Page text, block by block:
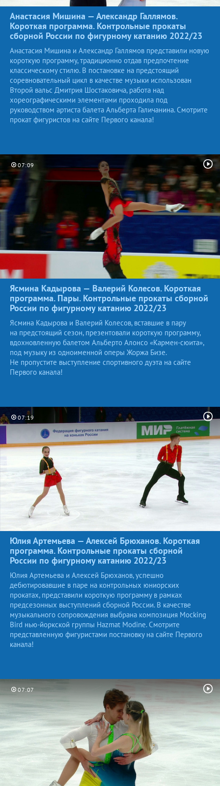
Анастасия Мишина — Александр Галлямов.
Короткая программа. Контрольные прокаты
сборной России по фигурному катанию 2022/23
Анастасия Мишина и Александр Галлямов представили новую
короткую программу, традиционно отдав предпочтение
классическому стилю. В постановке на предстоящий
соревновательный цикл в качестве музыки использован
Второй вальс Дмитрия Шостаковича, работа над
хореографическими элементами проходила под
руководством артиста балета Альберта Галичанина. Смотрите
прокат фигуристов на сайте Первого канала!
07:09
Ясмина Кадырова — Валерий Колесов. Короткая
программа. Пары. Контрольные прокаты сборной
России по фигурному катанию 2022/23
Ясмина Кадырова и Валерий Колесов, вставшие в пару
на предстоящий сезон, презентовали короткую программу,
вдохновленную балетом Альберто Алонсо «Кармен-сюита»,
под музыку из одноименной оперы Жоржа Бизе.
Не пропустите выступление спортивного дуэта на сайте
Первого канала!
07:19
Юлия Артемьева — Алексей Брюханов. Короткая
программа. Контрольные прокаты сборной
России по фигурному катанию 2022/23
Юлия Артемьева и Алексей Брюханов, успешно
дебютировавшие в паре на контрольных юниорских
прокатах, представили короткую программу в рамках
предсезонных выступлений сборной России. В качестве
музыкального сопровождения выбрана композиция Mocking
Bird нью-йоркской группы Hazmat Modine. Смотрите
представленную фигуристами постановку на сайте Первого
канала!
07:07